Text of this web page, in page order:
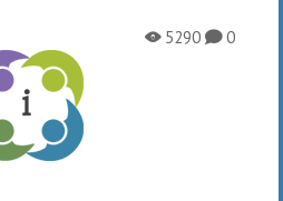
X5290K0